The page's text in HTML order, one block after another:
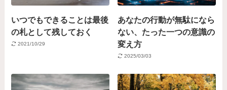
いつでもできることは最後
の札として残しておく
2021/10/29
あなたの行動が無駄になら
ない、たった一つの意識の
変え方
2025/03/03